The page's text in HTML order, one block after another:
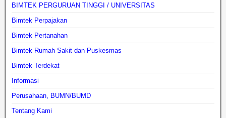
BIMTEK PERGURUAN TINGGI / UNIVERSITAS
Bimtek Perpajakan
Bimtek Pertanahan
Bimtek Rumah Sakit dan Puskesmas
Bimtek Terdekat
Informasi
Perusahaan, BUMN/BUMD
Tentang Kami